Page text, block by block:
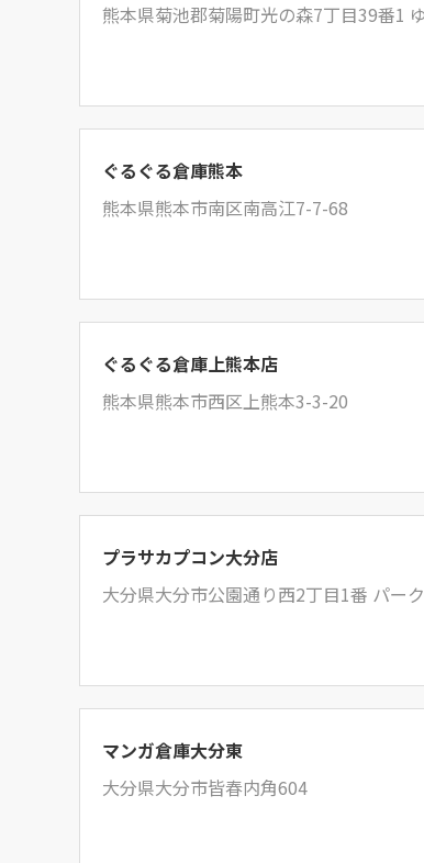
熊本県菊池郡菊陽町光の森7丁目39番1
ぐるぐる倉庫熊本
熊本県熊本市南区南高江7-7-68
ぐるぐる倉庫上熊本店
熊本県熊本市西区上熊本3-3-20
プラサカプコン大分店
大分県大分市公園通り西2丁目1番 パー
マンガ倉庫大分東
大分県大分市皆春内角604